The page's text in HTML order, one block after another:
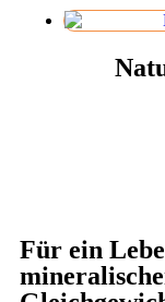
Für ein